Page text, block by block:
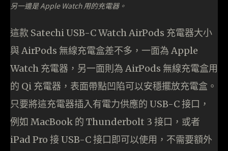
另一邊是 Apple Watch 用的充電器。
這款 Satechi USB-C Watch AirPods 充電器大小
與 AirPods 無線充電盒差不多，一面為 Apple
Watch 充電器，另一面則為 AirPods 無線充電盒用
的 Qi 充電器，表面帶點凹陷可以安穩擺放充電盒。
只要將這充電器插入有電力供應的 USB-C 接口，
例如 MacBook 的 Thunderbolt 3 接口，或者
iPad Pro 接 USB-C 接口即可以使用，不需要額外